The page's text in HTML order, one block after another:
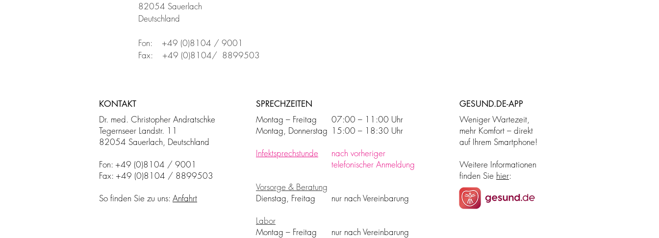
82054 Sauerlach
Deutschland
Fon:    +49 (0)8104 / 9001
Fax:    +49 (0)8104/  8899503
KONTAKT
Dr. med. Christopher Andratschke
Tegernseer Landstr. 11
82054 Sauerlach, Deutschland
Fon: +49 (0)8104 / 9001
Fax: +49 (0)8104 / 8899503
So finden Sie zu uns: Anfahrt
SPRECHZEITEN
Montag – Freitag
Montag, Donnerstag
Infektsprechstunde
Vorsorge & Beratung
Dienstag, Freitag
Labor
Montag – Freitag
07:00 – 11:00 Uhr
15:00 – 18:30 Uhr
nach vorheriger
telefonischer Anmeldung
nur nach Vereinbarung
nur nach Vereinbarung
GESUND.DE-APP
Weniger Wartezeit,
mehr Komfort – direkt
auf Ihrem Smartphone!
Weitere Informationen
finden Sie hier: